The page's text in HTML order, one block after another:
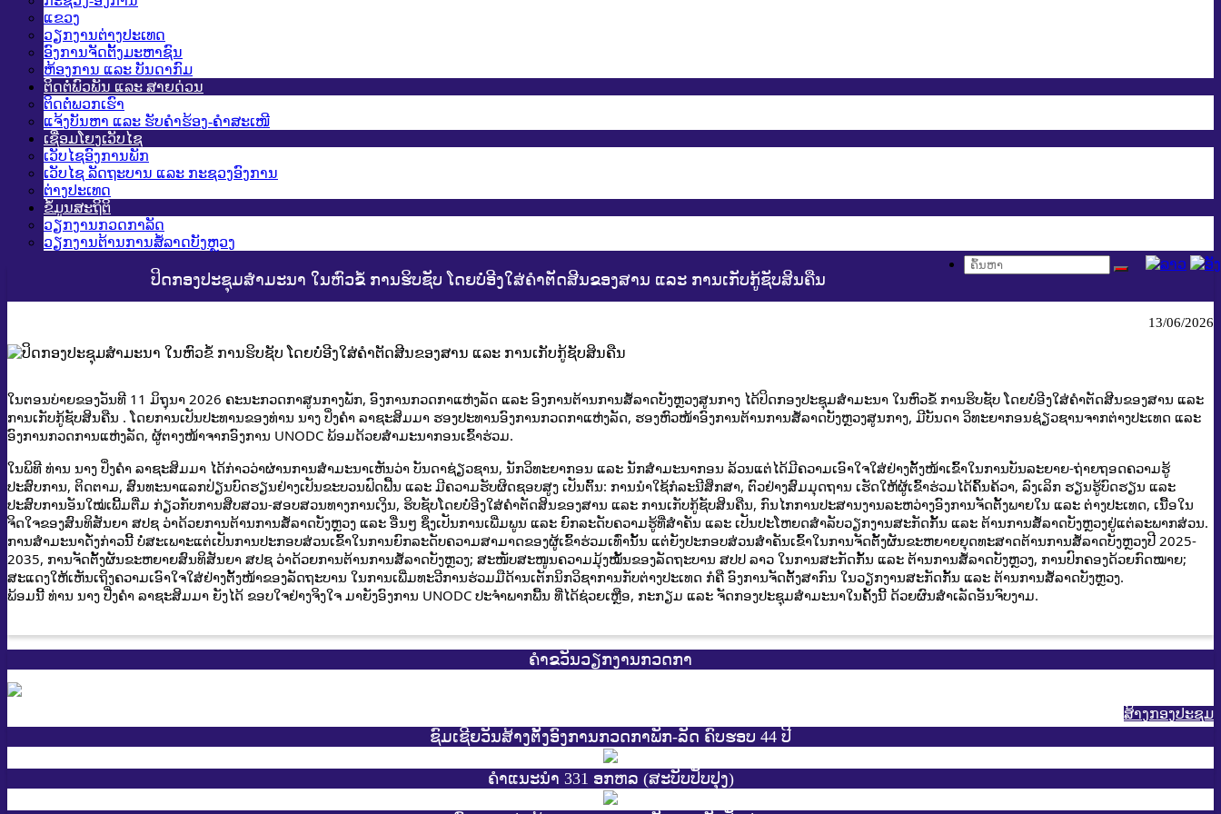
ແຂວງ
ວຽກງານຕ່າງປະເທດ
ອົງການຈັດຕັ້ງມະຫາຊົນ
ຫ້ອງການ ແລະ ບັນດາກົມ
ຕິດຕໍ່ພົວພັນ ແລະ ສາຍດ່ວນ
ຕິດຕໍ່ພວກເຮົາ
ແຈ້ງບັນຫາ ແລະ ຮັບຄໍາຮ້ອງ-ຄໍາສະເໜີ
ເຊື່ອມໂຍງເວັບໄຊ
ເວັບໄຊອົງການພັກ
ເວັບໄຊ ລັດຖະບານ ແລະ ກະຊວງອົງການ
ຕ່າງປະເທດ
ຂໍ້ມູນສະຖິຕິ
ວຽກງານກວດກາລັດ
ວຽກງານຕ້ານການສໍ້ລາດບັງຫຼວງ
ປິດກອງປະຊຸມສຳມະນາ ໃນຫົວຂໍ້ ການຮິບຊັບ ໂດຍບໍ່ອີງໃສ່ຄຳຕັດສີນຂອງສານ ແລະ ການເກັບກູ້ຊັບສິນຄືນ
13/06/2026
ໃນຕອນບ່າຍຂອງວັນທີ 11 ມິຖຸນາ 2026 ຄະນະກວດກາສູນກາງພັກ, ອົງການກວດກາແຫ່ງລັດ ແລະ ອົງການຕ້ານການສໍ້ລາດບັງຫຼວງສູນກາງ ໄດ້ປິດກອງປະຊຸມສຳມະນາ ໃນຫົວຂໍ້ ການຮິບຊັບ ໂດຍບໍ່ອີງໃສ່ຄຳຕັດສີນຂອງສານ ແລະ
ການເກັບກູ້ຊັບສິນຄືນ . ໂດຍການເປັນປະທານຂອງທ່ານ ນາງ ປິ່ງຄຳ ລາຊະສິມມາ ຮອງປະທານອົງການກວດກາແຫ່ງລັດ, ຮອງຫົວໜ້າອົງການຕ້ານການສໍ້ລາດບັງຫຼວງສູນກາງ, ມີບັນດາ ວິທະຍາກອນຊ່ຽວຊານຈາກຕ່າງປະເທດ ແລະ
ອົງການກວດການແຫ່ງລັດ, ຜູ້ຕາງໜ້າຈາກອົງການ UNODC ພ້ອມດ້ວຍສຳມະນາກອນເຂົ້າຮ່ວມ.
ໃນພິທີ ທ່ານ ນາງ ປິ່ງຄຳ ລາຊະສິມມາ ໄດ້ກ່າວວ່າຜ່ານການສໍາມະນາເຫັນວ່າ ບັນດາຊ່ຽວຊານ, ນັກວິທະຍາກອນ ແລະ ນັກສໍາມະນາກອນ ລ້ວນແຕ່ໄດ້ມີຄວາມເອົາໃຈໃສ່ຢ່າງຕັ້ງໜ້າເຂົ້າໃນການບັນລະຍາຍ-ຖ່າຍຖອດຄວາມຮູ້
ປະສົບການ, ຕິດຕາມ, ສົນທະນາແລກປ່ຽນບົດຮຽນຢ່າງເປັນຂະບວນຟົດຟື້ນ ແລະ ມີຄວາມຮັບຜິດຊອບສູງ ເປັນຕົ້ນ: ການນໍາໃຊ້ກໍລະນີສຶກສາ, ຕົວຢ່າງສົມມຸດຖານ ເຮັດໃຫ້ຜູ້ເຂົ້າຮ່ວມໄດ້ຄົ້ນຄ້ວາ, ລົງເລິກ ຮຽນຮູ້ບົດຮຽນ ແລະ
ປະສົບການອັນໃໝ່ເພີ້ມຕື່ມ ກ່ຽວກັບການສືບສວນ-ສອບສວນທາງການເງິນ, ຮິບຊັບໂດຍບໍ່ອີງໃສ່ຄໍາຕັດສິນຂອງສານ ແລະ ການເກັບກູ້ຊັບສິນຄືນ, ກົນໄກການປະສານງານລະຫວ່າງອົງການຈັດຕັ້ງພາຍໃນ ແລະ ຕ່າງປະເທດ, ເນື້ອໃນ
ຈິດໃຈຂອງສົນທິສັນຍາ ສປຊ ວ່າດ້ວຍການຕ້ານການສໍ້ລາດບັງຫຼວງ ແລະ ອື່ນໆ ຊຶ່ງເປັນການເພີ່ມພູນ ແລະ ຍົກລະດັບຄວາມຮູ້ທີ່ສໍາຄັນ ແລະ ເປັນປະໂຫຍດສໍາລັບວຽກງານສະກັດກັ້ນ ແລະ ຕ້ານການສໍ້ລາດບັງຫຼວງຢູ່ແຕ່ລະພາກສ່ວນ.
ການສໍາມະນາດັ່ງກ່າວນີ້ ບໍ່ສະເພາະແຕ່ເປັນການປະກອບສ່ວນເຂົ້າໃນການຍົກລະດັບຄວາມສາມາດຂອງຜູ້ເຂົ້າຮ່ວມເທົ່ານັ້ນ ແຕ່ຍັງປະກອບສ່ວນສໍາຄັນເຂົ້າໃນການຈັດຕັ້ງຜັນຂະຫຍາຍຍຸດທະສາດຕ້ານການສໍ້ລາດບັງຫຼວງປີ 2025-
2035, ການຈັດຕັ້ງຜັນຂະຫຍາຍສົນທິສັນຍາ ສປຊ ວ່າດ້ວຍການຕ້ານການສໍ້ລາດບັງຫຼວງ; ສະໜັບສະໜູນຄວາມມຸ້ງໝັ້ນຂອງລັດຖະບານ ສປປ ລາວ ໃນການສະກັດກັ້ນ ແລະ ຕ້ານການສໍ້ລາດບັງຫຼວງ, ການປົກຄອງດ້ວຍກົດໝາຍ;
ສະແດງໃຫ້ເຫັນເຖິງຄວາມເອົາໃຈໃສ່ຢ່າງຕັ້ງໜ້າຂອງລັດຖະບານ ໃນການເພີ່ມທະວີການຮ່ວມມືດ້ານເຕັກນິກວິຊາການກັບຕ່າງປະເທດ ກໍຄື ອົງການຈັດຕັ້ງສາກົນ ໃນວຽກງານສະກັດກັ້ນ ແລະ ຕ້ານການສໍ້ລາດບັງຫຼວງ.
ພ້ອມນີ້ ທ່ານ ນາງ ປີ່ງຄຳ ລາຊະສິມມາ ຍັງໄດ້ ຂອບໃຈຢ່າງຈິງໃຈ ມາຍັງອົງການ UNODC ປະຈໍາພາກພື້ນ ທີ່ໄດ້ຊ່ວຍເຫຼືອ, ກະກຽມ ແລະ ຈັດກອງປະຊຸມສໍາມະນາໃນຄັ້ງນີ້ ດ້ວຍຜົນສໍາເລັດອັນຈົບງາມ.
ຄຳຂວັນວຽກງານກວດກາ
ສ້າງກອງປະຊູມ
ຊົມເຊີຍວັນສ້າງຕັ້ງອົງການກວດກາພັກ-ລັດ ຄົບຮອບ 44 ປີ
ຄຳແນະນຳ 331 ອກຫລ (ສະບັບປັບປຸງ)